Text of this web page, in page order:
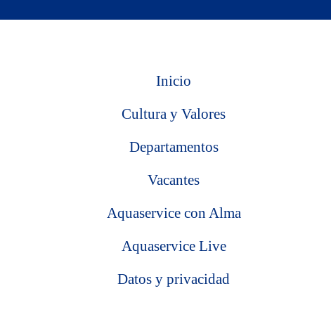
Inicio
Cultura y Valores
Departamentos
Vacantes
Aquaservice con Alma
Aquaservice Live
Datos y privacidad